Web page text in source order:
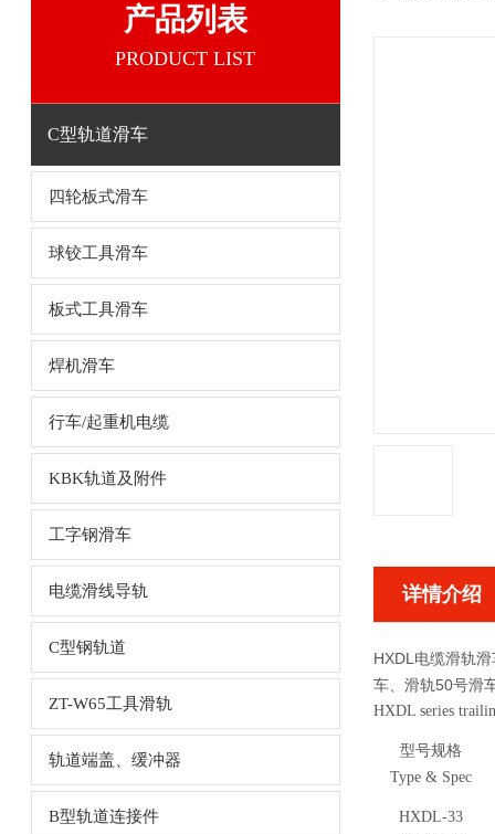
产品列表
PRODUCT LIST
C型轨道滑车
四轮板式滑车
球铰工具滑车
板式工具滑车
焊机滑车
行车/起重机电缆
KBK轨道及附件
工字钢滑车
电缆滑线导轨
C型钢轨道
ZT-W65工具滑轨
轨道端盖、缓冲器
B型轨道连接件
详情介绍
HXDL电缆滑轨
车、滑轨50号滑
HXDL series
型号规格
Type & Spec
HXDL-33